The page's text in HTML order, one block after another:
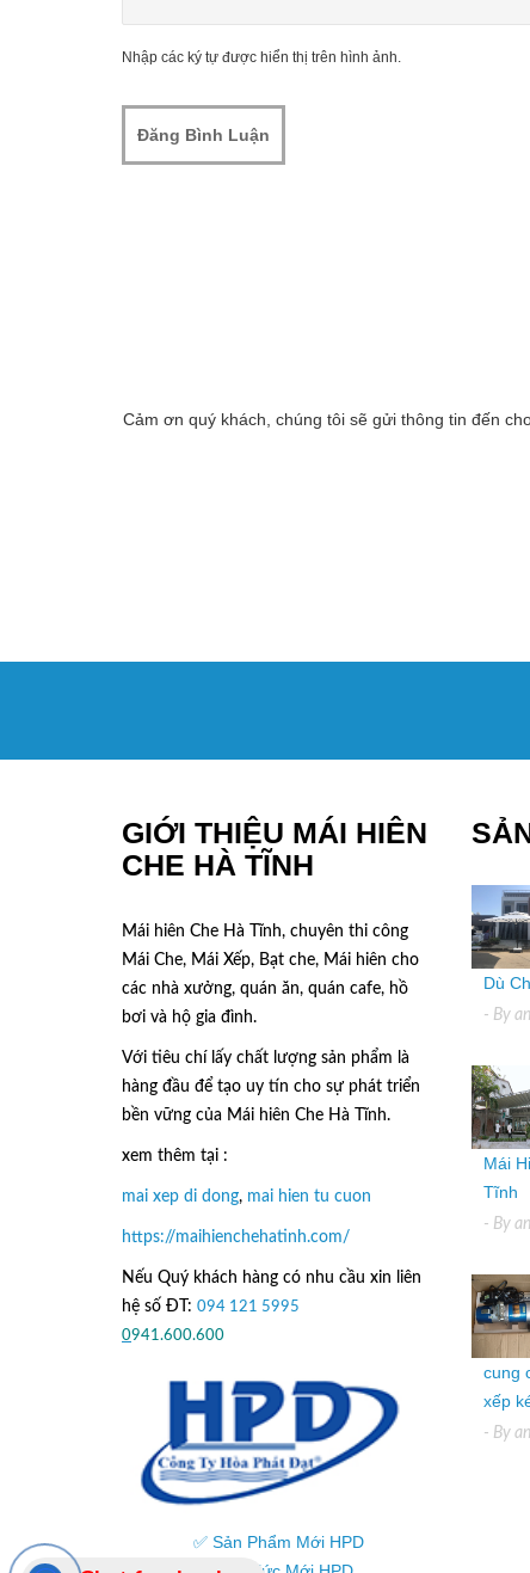
Nhập các ký tự được hiển thị trên hình ảnh.
Cảm ơn quý khách, chúng tôi sẽ gửi thông tin đến
GIỚI THIỆU MÁI HIÊN
CHE HÀ TĨNH
Mái hiên Che Hà Tĩnh, chuyên thi công
Mái Che, Mái Xếp, Bạt che, Mái hiên cho
các nhà xưởng, quán ăn, quán cafe, hồ
bơi và hộ gia đình.
Với tiêu chí lấy chất lượng sản phẩm là
hàng đầu để tạo uy tín cho sự phát triển
bền vững của Mái hiên Che Hà Tĩnh.
xem thêm tại :
mai xep di dong, mai hien tu cuon
https://maihienchehatinh.com/
Nếu Quý khách hàng có nhu cầu xin liên
hệ số ĐT: 094 121 5995
0941.600.600
✅ Sản Phẩm Mới HPD
Dù
- By
Mái
Tĩnh
- By
cung
xếp
- By